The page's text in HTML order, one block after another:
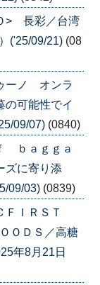
> 長彩／台湾
('25/09/21) (08
ーノ オンラ
可能性でイ
09/07) (0840)
ｂａｇｇａ
ズに寄り添
09/03) (0839)
ＦＩＲＳＴ
ＯＤＳ／高糖
年8月21日